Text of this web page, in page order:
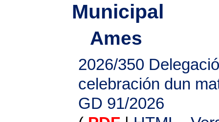
Municipal
Ames
2026/350
celebración dun
GD 91/2026